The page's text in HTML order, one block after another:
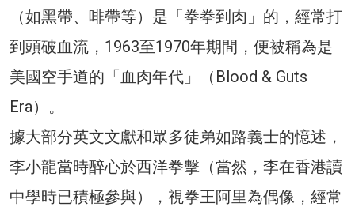
（如黑帶、啡帶等）是「拳拳到肉」的，經常打
到頭破血流，1963至1970年期間，便被稱為是
美國空手道的「血肉年代」（Blood & Guts
Era）。
據大部分英文文獻和眾多徒弟如路義士的憶述，
李小龍當時醉心於西洋拳擊（當然，李在香港讀
中學時已積極參與），視拳王阿里為偶像，經常